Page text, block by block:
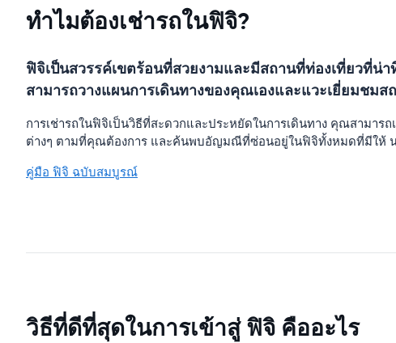
ทำไมต้องเช่ารถในฟิจิ?
ฟิจิเป็นสวรรค์เขตร้อนที่สวยงามและมีสถานที่ท่องเที่ยวที่น่
สามารถวางแผนการเดินทางของคุณเองและแวะเยี่ยมชม
การเช่ารถในฟิจิเป็นวิธีที่สะดวกและประหยัดในการเดินทาง คุณสามา
ต่างๆ ตามที่คุณต้องการ และค้นพบอัญมณีที่ซ่อนอยู่ในฟิจิทั้งหมดที่มีให้ น
คู่มือ ฟิจิ ฉบับสมบูรณ์
วิธีที่ดีที่สุดในการเข้าสู่ ฟิจิ คืออะไร